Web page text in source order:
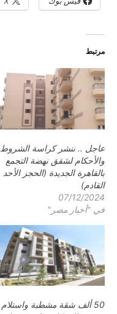
مرتبط
عاجل .. ننشر كراسة الشروط
والأحكام لشقق نهضة التجمع
بالقاهرة الجديدة (الحجز الأحد
القادم)
07/12/2024
في "أخبار مصر"
50 ألف شقة مشطبة واستلام